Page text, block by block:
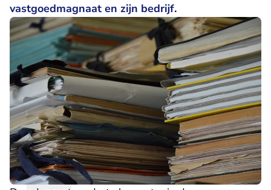
vastgoedmagnaat en zijn bedrijf.